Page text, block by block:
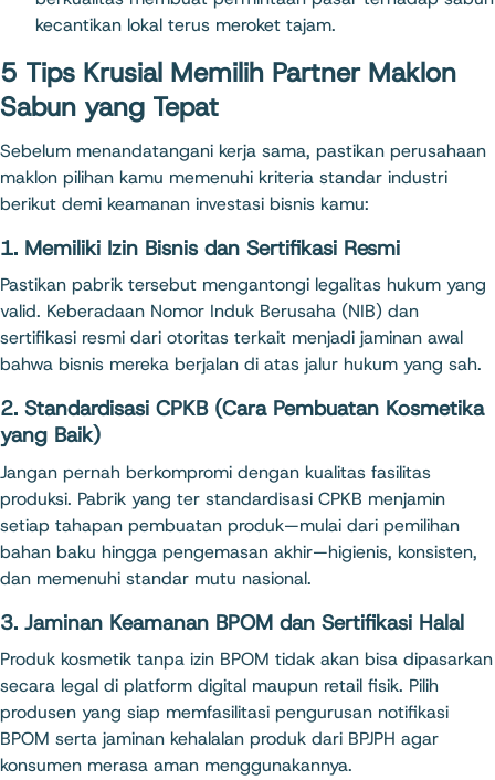
kecantikan lokal terus meroket tajam.
5 Tips Krusial Memilih Partner Maklon
Sabun yang Tepat
Sebelum menandatangani kerja sama, pastikan perusahaan
maklon pilihan kamu memenuhi kriteria standar industri
berikut demi keamanan investasi bisnis kamu:
1. Memiliki Izin Bisnis dan Sertifikasi Resmi
Pastikan pabrik tersebut mengantongi legalitas hukum yang
valid. Keberadaan Nomor Induk Berusaha (NIB) dan
sertifikasi resmi dari otoritas terkait menjadi jaminan awal
bahwa bisnis mereka berjalan di atas jalur hukum yang sah.
2. Standardisasi CPKB (Cara Pembuatan Kosmetika
yang Baik)
Jangan pernah berkompromi dengan kualitas fasilitas
produksi. Pabrik yang ter standardisasi CPKB menjamin
setiap tahapan pembuatan produk—mulai dari pemilihan
bahan baku hingga pengemasan akhir—higienis, konsisten,
dan memenuhi standar mutu nasional.
3. Jaminan Keamanan BPOM dan Sertifikasi Halal
Produk kosmetik tanpa izin BPOM tidak akan bisa dipasarkan
secara legal di platform digital maupun retail fisik. Pilih
produsen yang siap memfasilitasi pengurusan notifikasi
BPOM serta jaminan kehalalan produk dari BPJPH agar
konsumen merasa aman menggunakannya.